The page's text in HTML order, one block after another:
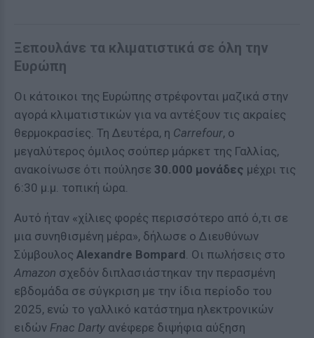
Ξεπουλάνε τα κλιματιστικά σε όλη την
Ευρώπη
Οι κάτοικοι της Ευρώπης στρέφονται μαζικά στην
αγορά κλιματιστικών για να αντέξουν τις ακραίες
θερμοκρασίες. Τη Δευτέρα, η Carrefour, ο
μεγαλύτερος όμιλος σούπερ μάρκετ της Γαλλίας,
ανακοίνωσε ότι πούλησε 30.000 μονάδες μέχρι τις
6:30 μ.μ. τοπική ώρα.
Αυτό ήταν «χίλιες φορές περισσότερο από ό,τι σε
μια συνηθισμένη μέρα», δήλωσε ο Διευθύνων
Σύμβουλος Alexandre Bompard. Οι πωλήσεις στο
Amazon σχεδόν διπλασιάστηκαν την περασμένη
εβδομάδα σε σύγκριση με την ίδια περίοδο του
2025, ενώ το γαλλικό κατάστημα ηλεκτρονικών
ειδών Fnac Darty ανέφερε διψήφια αύξηση